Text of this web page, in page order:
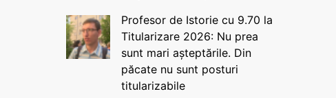
Profesor de Istorie cu 9.70 la
Titularizare 2026: Nu prea
sunt mari așteptările. Din
păcate nu sunt posturi
titularizabile